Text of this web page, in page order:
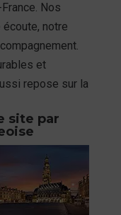
Nos
notre
et
repose sur la
site par